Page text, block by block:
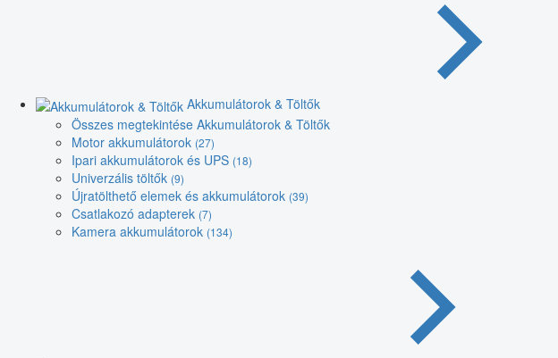
Akkumulátorok & Töltők
Összes megtekintése Akkumulátorok & Töltők
Motor akkumulátorok (27)
Ipari akkumulátorok és UPS (18)
Univerzális töltők (9)
Újratölthető elemek és akkumulátorok (39)
Csatlakozó adapterek (7)
Kamera akkumulátorok (134)